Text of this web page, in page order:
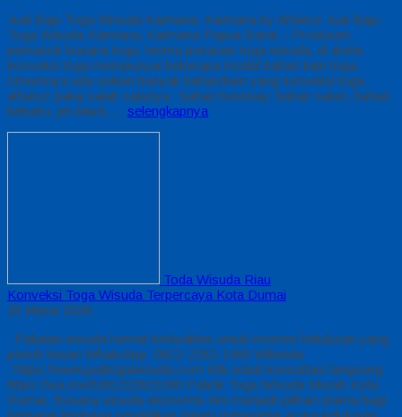
Jual Baju Toga Wisuda Kaimana, Kaimana by Alfairuz Jual Baju
Toga Wisuda Kaimana, Kaimana Papua Barat – Produsen
pemasok busana toga. terima pesanan toga wisuda, di dunia
konveksi toga mempunyai beberapa model bahan kain toga.
Umumnya ada sekian banyak bahan/kain yang konveksi toga
alfairuz pakai salah satunya : bahan bestway, bahan saten, bahan
beludru, jet-black…. selengkapnya
Toda Wisuda Riau
Konveksi Toga Wisuda Terpercaya Kota Dumai
25 Maret 2026
Pakaian wisuda hemat berkualitas untuk momen kelulusan yang
penuh kesan WhatsApp: 0812-2282-1060 Wibesite
: https://www.jualtogawisuda.com Klik untuk konsultasi langsung:
https://wa.me/6281222821060 Pabrik Toga Wisuda Murah Kota
Dumai. Busana wisuda ekonomis kini menjadi pilihan utama bagi